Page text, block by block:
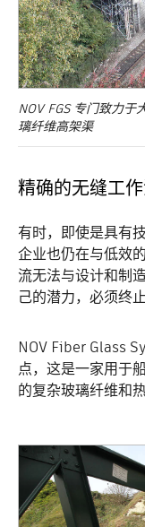
NOV FGS 专门致力
璃纤维高架渠
精确的无缝工
有时，即使是具有
企业也仍在与低效
流无法与设计和制
己的潜力，必须终
NOV Fiber Glass
点，这是一家用于
的复杂玻璃纤维和